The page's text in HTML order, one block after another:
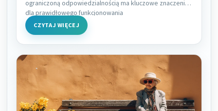
ograniczoną odpowiedzialnością ma kluczowe znaczenie
dla prawidłowego funkcjonowania
CZYTAJ WIĘCEJ